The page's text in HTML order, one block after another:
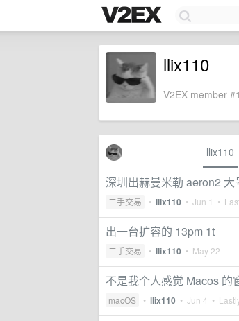
llix110
V2EX member
llix110
深圳出赫曼米勒 aeron2 大
二手交易 • llix110 • Jun 1 •
出一台扩容的 13pm 1t
二手交易 • llix110 • May 22
不是我个人感觉 Macos 的
macOS • llix110 • Jun 4 •